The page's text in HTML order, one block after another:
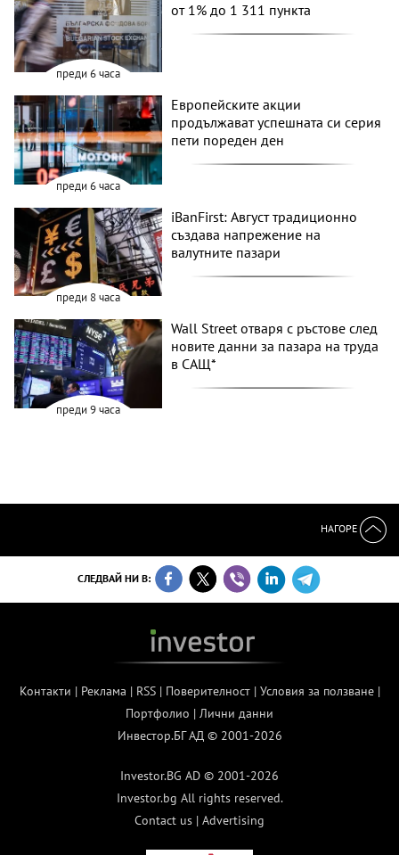
преди 6 часа
от 1% до 1 311 пункта
преди 6 часа
Европейските акции
продължават успешната си серия
пети пореден ден
преди 8 часа
iBanFirst: Август традиционно
създава напрежение на
валутните пазари
преди 9 часа
Wall Street отваря с ръстове след
новите данни за пазара на труда
в САЩ*
НАГОРЕ
СЛЕДВАЙ НИ В:
Контакти | Реклама | RSS| Поверителност| Условия за ползване|
Портфолио | Лични данни
Инвестор.БГ АД © 2001-2026
Investor.BG AD © 2001-2026
Investor.bg All rights reserved.
Contact us | Advertising